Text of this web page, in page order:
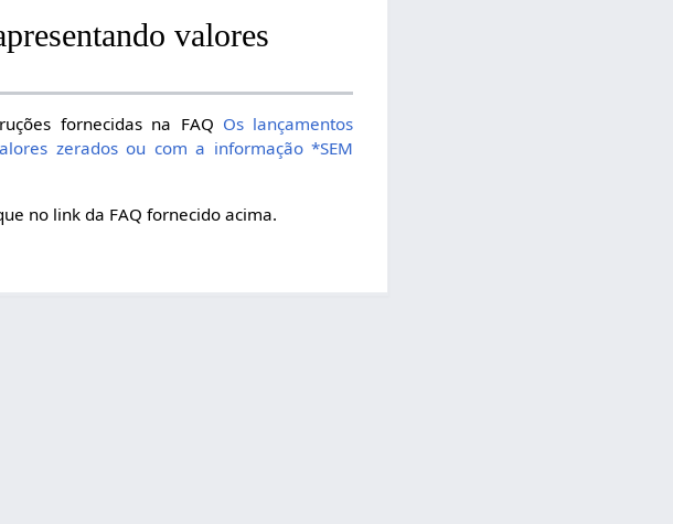
valores
fornecidas na FAQ Os lançamentos
zerados ou com a informação *SEM
no link da FAQ fornecido acima.